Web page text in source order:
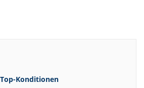
Top-Konditionen